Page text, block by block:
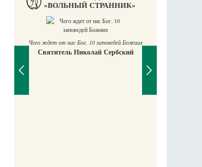
«ВОЛЬНЫЙ СТРАННИК»
Чего ждет от нас Бог. 10 заповедей Божиих
Святитель Николай Сербский